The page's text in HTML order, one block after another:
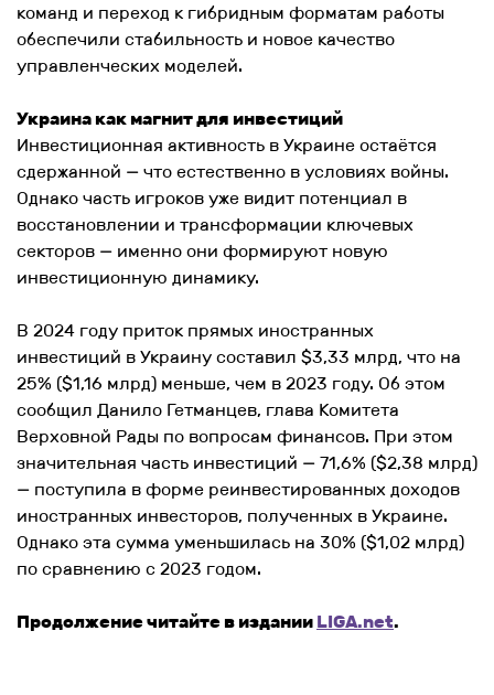
команд и переход к гибридным форматам работы
обеспечили стабильность и новое качество
управленческих моделей.
Украина как магнит для инвестиций
Инвестиционная активность в Украине остаётся
сдержанной — что естественно в условиях войны.
Однако часть игроков уже видит потенциал в
восстановлении и трансформации ключевых
секторов — именно они формируют новую
инвестиционную динамику.
В 2024 году приток прямых иностранных
инвестиций в Украину составил $3,33 млрд, что на
25% ($1,16 млрд) меньше, чем в 2023 году. Об этом
сообщил Данило Гетманцев, глава Комитета
Верховной Рады по вопросам финансов. При этом
значительная часть инвестиций — 71,6% ($2,38 млрд)
— поступила в форме реинвестированных доходов
иностранных инвесторов, полученных в Украине.
Однако эта сумма уменьшилась на 30% ($1,02 млрд)
по сравнению с 2023 годом.
Продолжение читайте в издании LIGA.net.